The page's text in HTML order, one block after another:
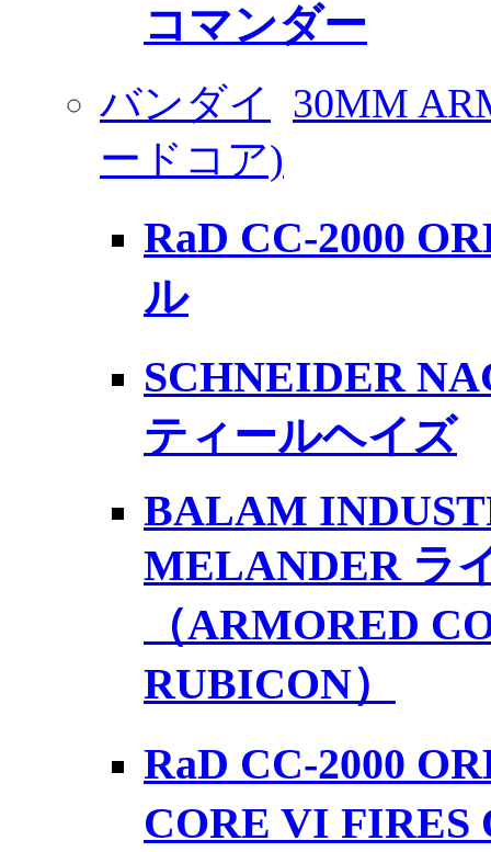
コマンダー
バンダイ
30MM
ードコア)
RaD CC-2000
ル
SCHNEIDER
ティールヘイズ
BALAM
MELANDER ラ
（ARMORED
RUBICON）
RaD CC-2000
CORE VI FIRES